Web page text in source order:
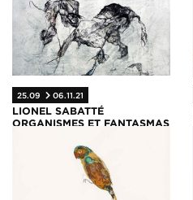
25.09 06.11.21
LIONEL SABATTÉ
ORGANISMES ET FANTASMAS